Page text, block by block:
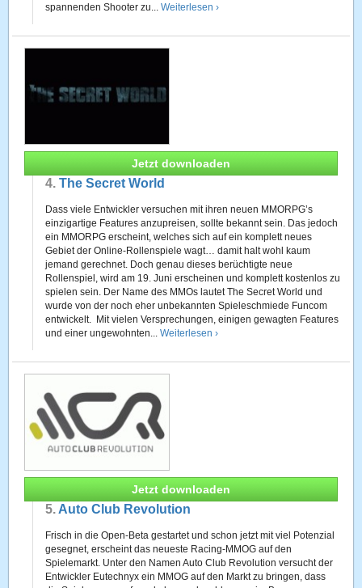
spannenden Shooter zu...Weiterlesen ›
Jetzt downloaden
4. The Secret World
Dass viele Entwickler versuchen mit ihren neuen MMORPG’s
einzigartige Features anzupreisen, sollte bekannt sein. Das jedoch
ein MMORPG erscheint, welches sich auf ein komplett neues
Gebiet der Online-Rollenspiele wagt… damit halt wohl kaum
jemand gerechnet. Doch genau dieses berüchtigte neue
Rollenspiel, wird am 19. Juni erscheinen und komplett kostenlos zu
spielen sein. Der Name des MMOs lautet The Secret World und
wurde von der noch eher unbekannten Spieleschmiede Funcom
entwickelt. Mit vielen Versprechungen, einigen gewagten Features
und einer ungewohnten...Weiterlesen ›
Jetzt downloaden
5. Auto Club Revolution
Frisch in die Open-Beta gestartet und schon jetzt mit viel Potenzial
gesegnet, erscheint das neueste Racing-MMOG auf den
Spielemarkt. Unter den Namen Auto Club Revolution versucht der
Entwickler Eutechnyx ein MMOG auf den Markt zu bringen, dass